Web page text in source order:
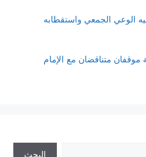
الوعي الجمعي واستقطابه
موقفان متناقضان مع الإمام
البحث